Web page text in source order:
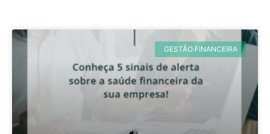
GESTÃO FINANCEIRA